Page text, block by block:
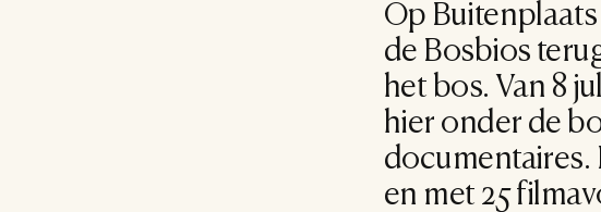
Op
de Bosbios
het bos. Van 8
hier onder de
documentaires.
en met 25